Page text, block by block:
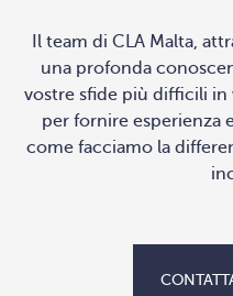
Il team di CLA Malta,
una profonda
vostre sfide più difficili in
per fornire esperienza
come facciamo la